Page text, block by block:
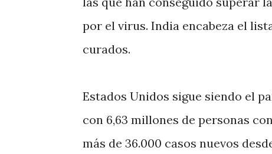
por el virus. India encabeza el
curados.
Estados Unidos sigue siendo el
con 6,63 millones de personas
más de 36.000 casos nuevos